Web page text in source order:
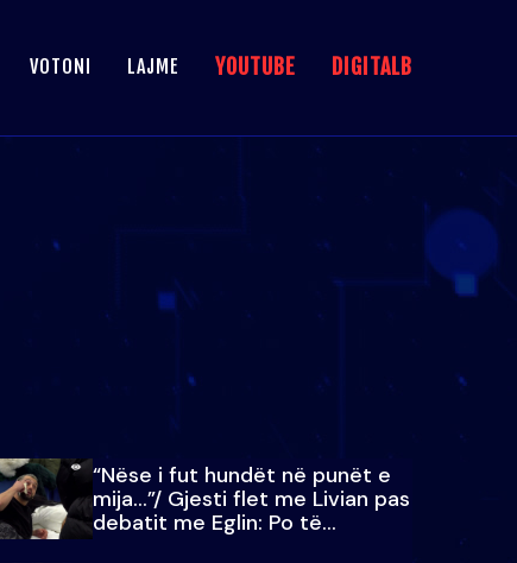
VOTONI LAJME YOUTUBE DIGITALB
“Nëse i fut hundët në punët e
mija…”/ Gjesti flet me Livian pas
debatit me Eglin: Po të
paralajmëroj